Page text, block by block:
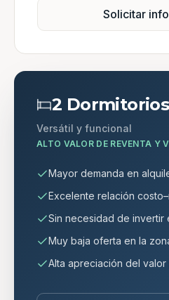
Solicitar
2 Dormitorios
Versátil y funcional
ALTO VALOR DE REVENTA Y
Mayor demanda en
Excelente relación
Sin necesidad de invertir
Muy baja oferta en la
Alta apreciación del